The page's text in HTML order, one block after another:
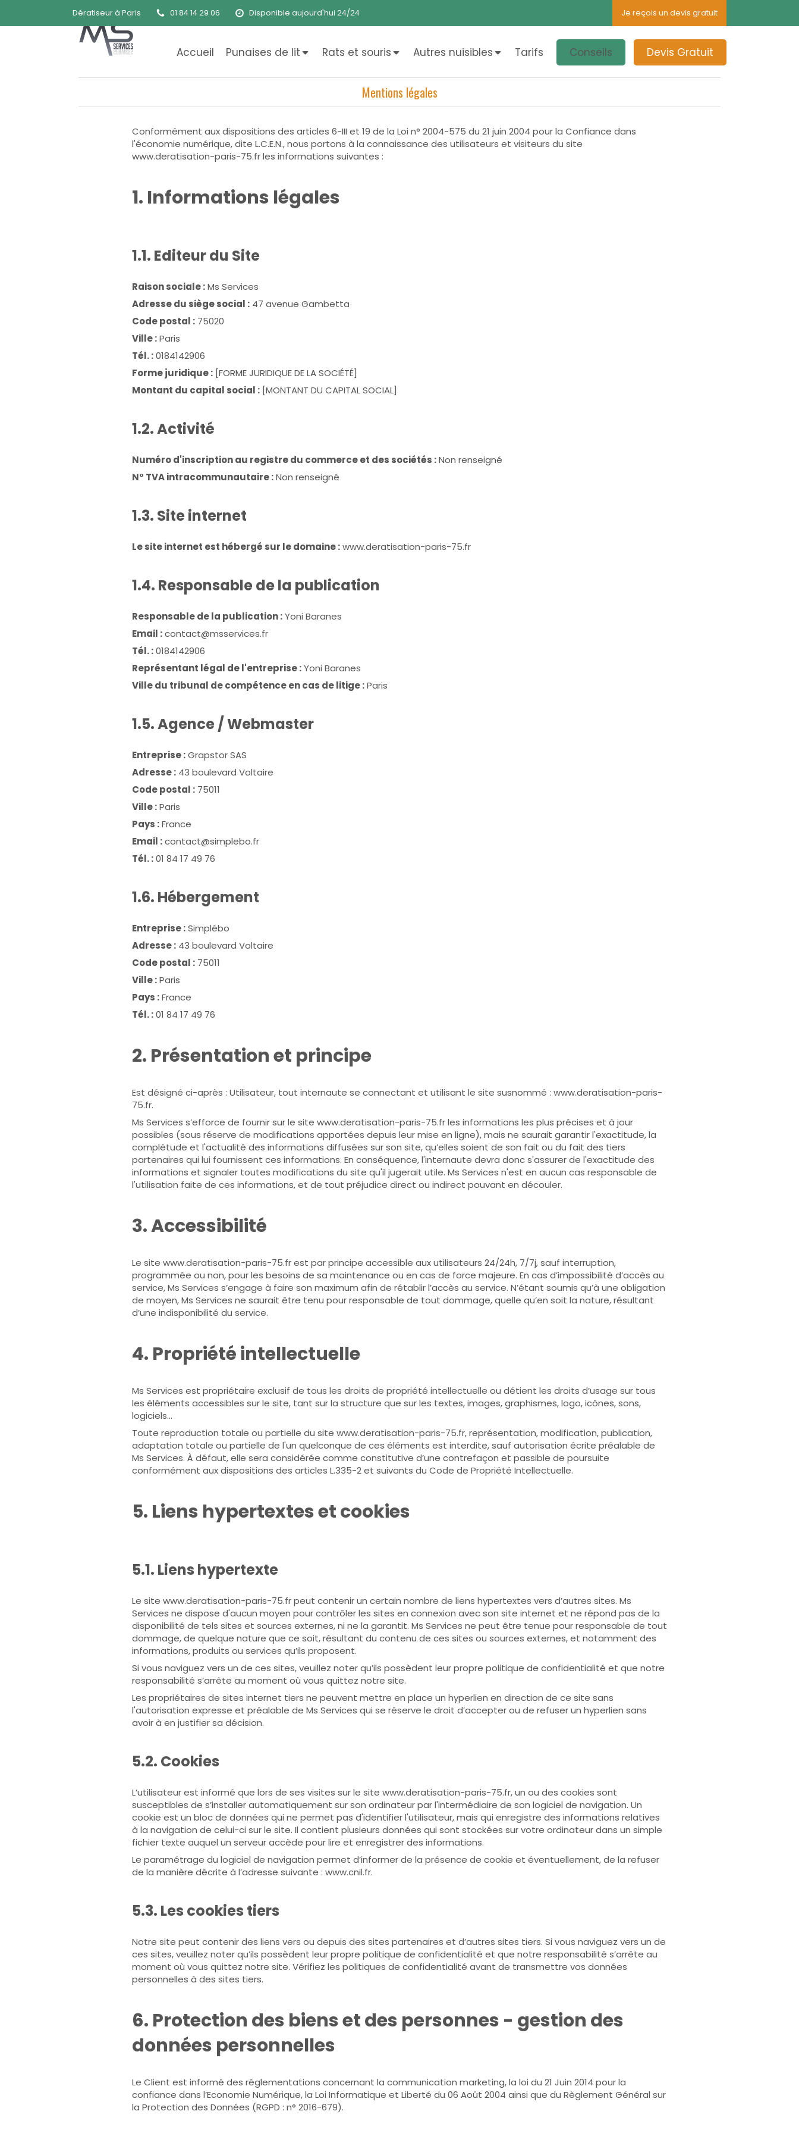
Dératiseur à Paris 01 84 14 29 06 Disponible aujourd'hui 24/24 Je reçois un devis gratuit
Accueil Punaises de lit Rats et souris Autres nuisibles Tarifs Conseils Devis Gratuit
Mentions légales
Conformément aux dispositions des articles 6-III et 19 de la Loi n° 2004-575 du 21 juin 2004 pour la Confiance dans
l'économie numérique, dite L.C.E.N., nous portons à la connaissance des utilisateurs et visiteurs du site
www.deratisation-paris-75.fr les informations suivantes :
1. Informations légales
1.1. Editeur du Site
Raison sociale :Ms Services
Adresse du siège social : 47 avenue Gambetta
Code postal : 75020
Ville :Paris
Tél. :0184142906
Forme juridique : [FORME JURIDIQUE DE LA SOCIÉTÉ]
Montant du capital social : [MONTANT DU CAPITAL SOCIAL]
1.2. Activité
Numéro d'inscription au registre du commerce et des sociétés :Non renseigné
N° TVA intracommunautaire :Non renseigné
1.3. Site internet
Le site internet est hébergé sur le domaine :www.deratisation-paris-75.fr
1.4. Responsable de la publication
Responsable de la publication :Yoni Baranes
Email :contact@msservices.fr
Tél. :0184142906
Représentant légal de l'entreprise :Yoni Baranes
Ville du tribunal de compétence en cas de litige :Paris
1.5. Agence / Webmaster
Entreprise :Grapstor SAS
Adresse : 43 boulevard Voltaire
Code postal : 75011
Ville :Paris
Pays :France
Email :contact@simplebo.fr
Tél. :01 84 17 49 76
1.6. Hébergement
Entreprise :Simplébo
Adresse : 43 boulevard Voltaire
Code postal : 75011
Ville :Paris
Pays :France
Tél. :01 84 17 49 76
2. Présentation et principe
Est désigné ci-après : Utilisateur, tout internaute se connectant et utilisant le site susnommé : www.deratisation-paris-
75.fr.
Ms Services s’efforce de fournir sur le site www.deratisation-paris-75.fr les informations les plus précises et à jour
possibles (sous réserve de modifications apportées depuis leur mise en ligne), mais ne saurait garantir l'exactitude, la
complétude et l'actualité des informations diffusées sur son site, qu’elles soient de son fait ou du fait des tiers
partenaires qui lui fournissent ces informations. En conséquence, l'internaute devra donc s'assurer de l'exactitude des
informations et signaler toutes modifications du site qu'il jugerait utile. Ms Services n'est en aucun cas responsable de
l'utilisation faite de ces informations, et de tout préjudice direct ou indirect pouvant en découler.
3. Accessibilité
Le site www.deratisation-paris-75.fr est par principe accessible aux utilisateurs 24/24h, 7/7j, sauf interruption,
programmée ou non, pour les besoins de sa maintenance ou en cas de force majeure. En cas d’impossibilité d’accès au
service, Ms Services s’engage à faire son maximum afin de rétablir l’accès au service. N’étant soumis qu’à une obligation
de moyen, Ms Services ne saurait être tenu pour responsable de tout dommage, quelle qu’en soit la nature, résultant
d’une indisponibilité du service.
4. Propriété intellectuelle
Ms Services est propriétaire exclusif de tous les droits de propriété intellectuelle ou détient les droits d’usage sur tous
les éléments accessibles sur le site, tant sur la structure que sur les textes, images, graphismes, logo, icônes, sons,
logiciels…
Toute reproduction totale ou partielle du site www.deratisation-paris-75.fr, représentation, modification, publication,
adaptation totale ou partielle de l'un quelconque de ces éléments est interdite, sauf autorisation écrite préalable de
Ms Services. À défaut, elle sera considérée comme constitutive d’une contrefaçon et passible de poursuite
conformément aux dispositions des articles L.335-2 et suivants du Code de Propriété Intellectuelle.
5. Liens hypertextes et cookies
5.1. Liens hypertexte
Le site www.deratisation-paris-75.fr peut contenir un certain nombre de liens hypertextes vers d’autres sites. Ms
Services ne dispose d'aucun moyen pour contrôler les sites en connexion avec son site internet et ne répond pas de la
disponibilité de tels sites et sources externes, ni ne la garantit. Ms Services ne peut être tenue pour responsable de tout
dommage, de quelque nature que ce soit, résultant du contenu de ces sites ou sources externes, et notamment des
informations, produits ou services qu’ils proposent.
Si vous naviguez vers un de ces sites, veuillez noter qu’ils possèdent leur propre politique de confidentialité et que notre
responsabilité s’arrête au moment où vous quittez notre site.
Les propriétaires de sites internet tiers ne peuvent mettre en place un hyperlien en direction de ce site sans
l'autorisation expresse et préalable de Ms Services qui se réserve le droit d’accepter ou de refuser un hyperlien sans
avoir à en justifier sa décision.
5.2. Cookies
L’utilisateur est informé que lors de ses visites sur le site www.deratisation-paris-75.fr, un ou des cookies sont
susceptibles de s’installer automatiquement sur son ordinateur par l'intermédiaire de son logiciel de navigation. Un
cookie est un bloc de données qui ne permet pas d'identifier l'utilisateur, mais qui enregistre des informations relatives
à la navigation de celui-ci sur le site. Il contient plusieurs données qui sont stockées sur votre ordinateur dans un simple
fichier texte auquel un serveur accède pour lire et enregistrer des informations.
Le paramétrage du logiciel de navigation permet d’informer de la présence de cookie et éventuellement, de la refuser
de la manière décrite à l’adresse suivante : www.cnil.fr.
5.3. Les cookies tiers
Notre site peut contenir des liens vers ou depuis des sites partenaires et d’autres sites tiers. Si vous naviguez vers un de
ces sites, veuillez noter qu’ils possèdent leur propre politique de confidentialité et que notre responsabilité s’arrête au
moment où vous quittez notre site. Vérifiez les politiques de confidentialité avant de transmettre vos données
personnelles à des sites tiers.
6. Protection des biens et des personnes - gestion des
données personnelles
Le Client est informé des réglementations concernant la communication marketing, la loi du 21 Juin 2014 pour la
confiance dans l’Economie Numérique, la Loi Informatique et Liberté du 06 Août 2004 ainsi que du Règlement Général sur
la Protection des Données (RGPD : n° 2016-679).